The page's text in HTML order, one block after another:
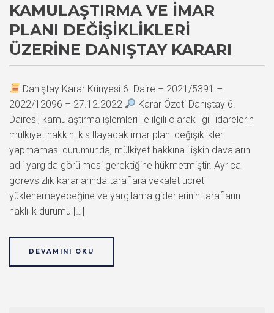
KAMULAŞTIRMA VE İMAR
PLANI DEĞIŞIKLIKLERI
ÜZERINE DANIŞTAY KARARI
Danıştay Karar Künyesi 6. Daire – 2021/5391 –
2022/12096 – 27.12.2022
Karar Özeti Danıştay 6.
Dairesi, kamulaştırma işlemleri ile ilgili olarak ilgili idarelerin
mülkiyet hakkını kısıtlayacak imar planı değişiklikleri
yapmaması durumunda, mülkiyet hakkına ilişkin davaların
adli yargıda görülmesi gerektiğine hükmetmiştir. Ayrıca
görevsizlik kararlarında taraflara vekalet ücreti
yüklenemeyeceğine ve yargılama giderlerinin tarafların
haklılık durumu […]
DEVAMINI OKU